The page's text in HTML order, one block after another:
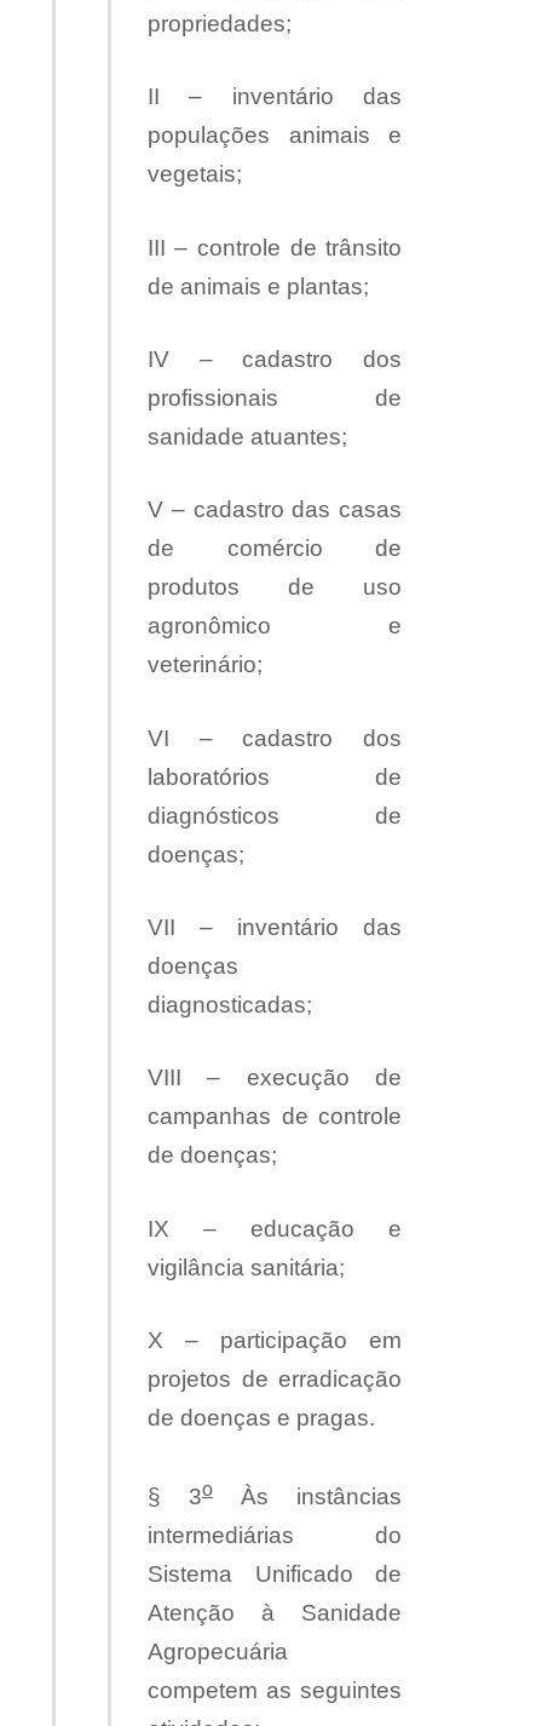
propriedades;
II – inventário das
populações animais e
vegetais;
III – controle de trânsito
de animais e plantas;
IV – cadastro dos
profissionais de
sanidade atuantes;
V – cadastro das casas
de comércio de
produtos de uso
agronômico e
veterinário;
VI – cadastro dos
laboratórios de
diagnósticos de
doenças;
VII – inventário das
doenças
diagnosticadas;
VIII – execução de
campanhas de controle
de doenças;
IX – educação e
vigilância sanitária;
X – participação em
projetos de erradicação
de doenças e pragas.
§ 3o
Às instâncias
intermediárias do
Sistema Unificado de
Atenção à Sanidade
Agropecuária
competem as seguintes